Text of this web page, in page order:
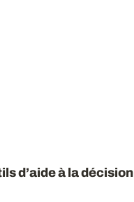
d’aide à la décision